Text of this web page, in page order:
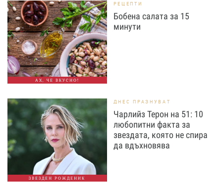
АХ, ЧЕ ВКУСНО!
РЕЦЕПТИ
Бобена салата за 15
минути
ЗВЕЗДЕН РОЖДЕНИК
ДНЕС ПРАЗНУВАТ
Чарлийз Терон на 51: 10
любопитни факта за
звездата, която не спира
да вдъхновява